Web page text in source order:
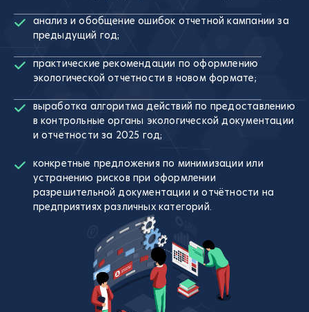
анализ и обобщение ошибок отчетной кампании за
предыдущий год;
практические рекомендации по оформлению
экологической отчетности в новом формате;
выработка алгоритма действий по предоставлению
в контрольные органы экологической документации
и отчетности за 2025 год;
конкретные предложения по минимизации или
устранению рисков при оформлении
разрешительной документации и отчётности на
предприятиях различных категорий.